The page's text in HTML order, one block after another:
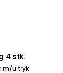
4 stk.
m/u tryk